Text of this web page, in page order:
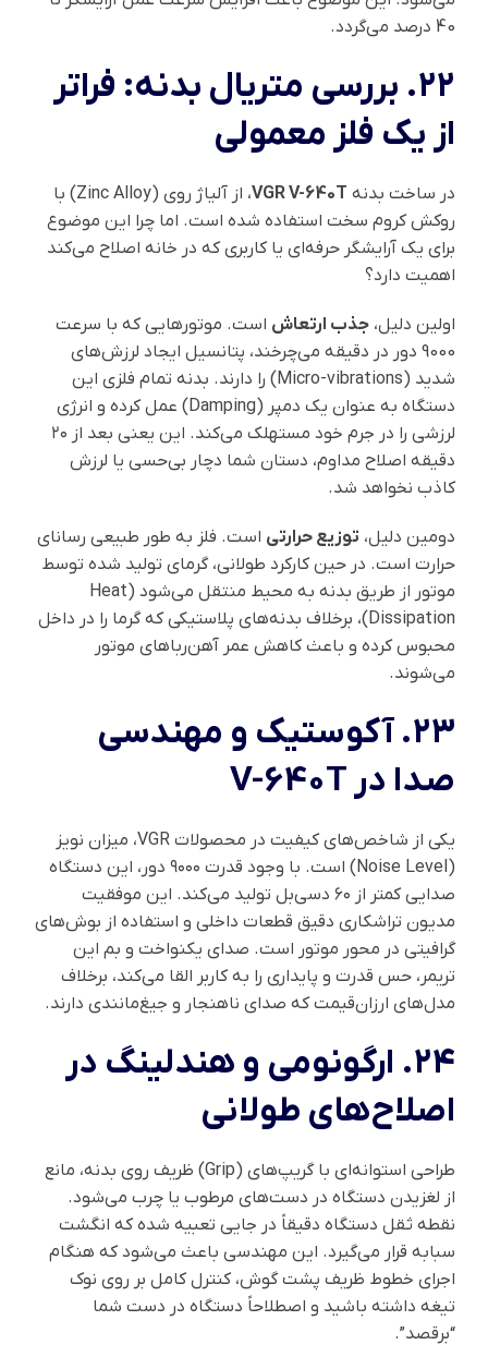
40 درصد می‌گردد.
۲۲. بررسی متریال بدنه: فراتر
از یک فلز معمولی
در ساخت بدنه VGR V-640T
، از آلیاژ روی (Zinc Alloy) با
روکش کروم سخت استفاده شده است. اما چرا این موضوع
برای یک آرایشگر حرفه‌ای یا کاربری که در خانه اصلاح می‌کند
اهمیت دارد؟
اولین دلیل، جذب ارتعاش است. موتورهایی که با سرعت
9000 دور در دقیقه می‌چرخند، پتانسیل ایجاد لرزش‌های
شدید (Micro-vibrations) را دارند. بدنه تمام فلزی این
دستگاه به عنوان یک دمپر (Damping) عمل کرده و انرژی
لرزشی را در جرم خود مستهلک می‌کند. این یعنی بعد از ۲۰
دقیقه اصلاح مداوم، دستان شما دچار بی‌حسی یا لرزش
کاذب نخواهد شد.
دومین دلیل، توزیع حرارتی است. فلز به طور طبیعی رسانای
حرارت است. در حین کارکرد طولانی، گرمای تولید شده توسط
موتور از طریق بدنه به محیط منتقل می‌شود (Heat
Dissipation)، برخلاف بدنه‌های پلاستیکی که گرما را در داخل
محبوس کرده و باعث کاهش عمر آهن‌رباهای موتور
می‌شوند.
۲۳. آکوستیک و مهندسی
صدا در V-640T
یکی از شاخص‌های کیفیت در محصولات VGR، میزان نویز
(Noise Level) است. با وجود قدرت ۹۰۰۰ دور، این دستگاه
صدایی کمتر از ۶۰ دسی‌بل تولید می‌کند. این موفقیت
مدیون تراشکاری دقیق قطعات داخلی و استفاده از بوش‌های
گرافیتی در محور موتور است. صدای یکنواخت و بم این
تریمر، حس قدرت و پایداری را به کاربر القا می‌کند، برخلاف
مدل‌های ارزان‌قیمت که صدای ناهنجار و جیغ‌مانندی دارند.
۲۴. ارگونومی و هندلینگ در
اصلاح‌های طولانی
طراحی استوانه‌ای با گریپ‌های (Grip) ظریف روی بدنه، مانع
از لغزیدن دستگاه در دست‌های مرطوب یا چرب می‌شود.
نقطه ثقل دستگاه دقیقاً در جایی تعبیه شده که انگشت
سبابه قرار می‌گیرد. این مهندسی باعث می‌شود که هنگام
اجرای خطوط ظریف پشت گوش، کنترل کامل بر روی نوک
تیغه داشته باشید و اصطلاحاً دستگاه در دست شما
“برقصد”.